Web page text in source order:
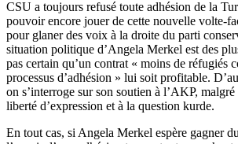
CSU a toujours refusé toute adhésion de la
pouvoir encore jouer de cette nouvelle volte-
pour glaner des voix à la droite du parti
situation politique d’Angela Merkel est des
pas certain qu’un contrat « moins de réfugiés
processus d’adhésion » lui soit profitable.
on s’interroge sur son soutien à l’AKP,
liberté d’expression et à la question kurde.
En tout cas, si Angela Merkel espère gagner